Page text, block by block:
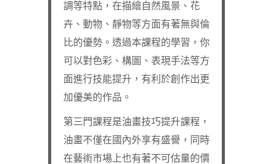
調等特點，在描繪自然風景、花
卉、動物、靜物等方面有著無與倫
比的優勢。透過本課程的學習，你
可以對色彩、構圖、表現手法等方
面進行技能提升，有利於創作出更
加優美的作品。
第三門課程是油畫技巧提升課程，
油畫不僅在國內外享有盛譽，同時
在藝術市場上也有著不可估量的價